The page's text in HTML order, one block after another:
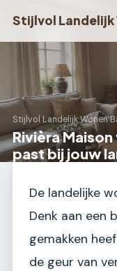
Stijlvol Landelijk
Stijlvol Landelijk Wonen›
Rivièra
past bij jouw
De landelijke
Denk aan een
gemakken
de geur van